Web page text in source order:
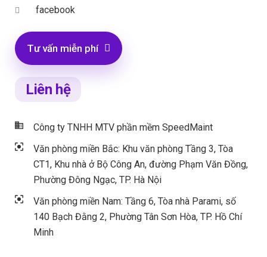
facebook
Tư vấn miễn phí
Liên hệ
Công ty TNHH MTV phần mềm SpeedMaint
Văn phòng miền Bắc: Khu văn phòng Tầng 3, Tòa
CT1, Khu nhà ở Bộ Công An, đường Phạm Văn Đồng,
Phường Đông Ngạc, TP. Hà Nội
Văn phòng miền Nam: Tầng 6, Tòa nhà Parami, số
140 Bạch Đằng 2, Phường Tân Sơn Hòa, TP. Hồ Chí
Minh